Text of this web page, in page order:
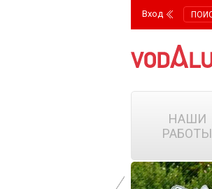
Вход
НАШИ
РАБОТЫ